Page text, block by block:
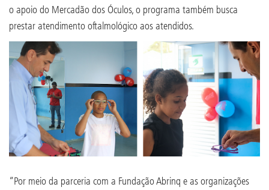
o apoio do Mercadão dos Óculos, o programa também busca
prestar atendimento oftalmológico aos atendidos.
“Por meio da parceria com a Fundação Abrinq e as organizações